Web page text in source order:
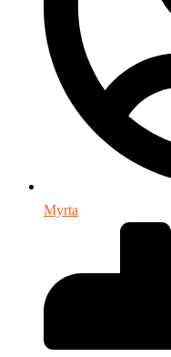
Myrta